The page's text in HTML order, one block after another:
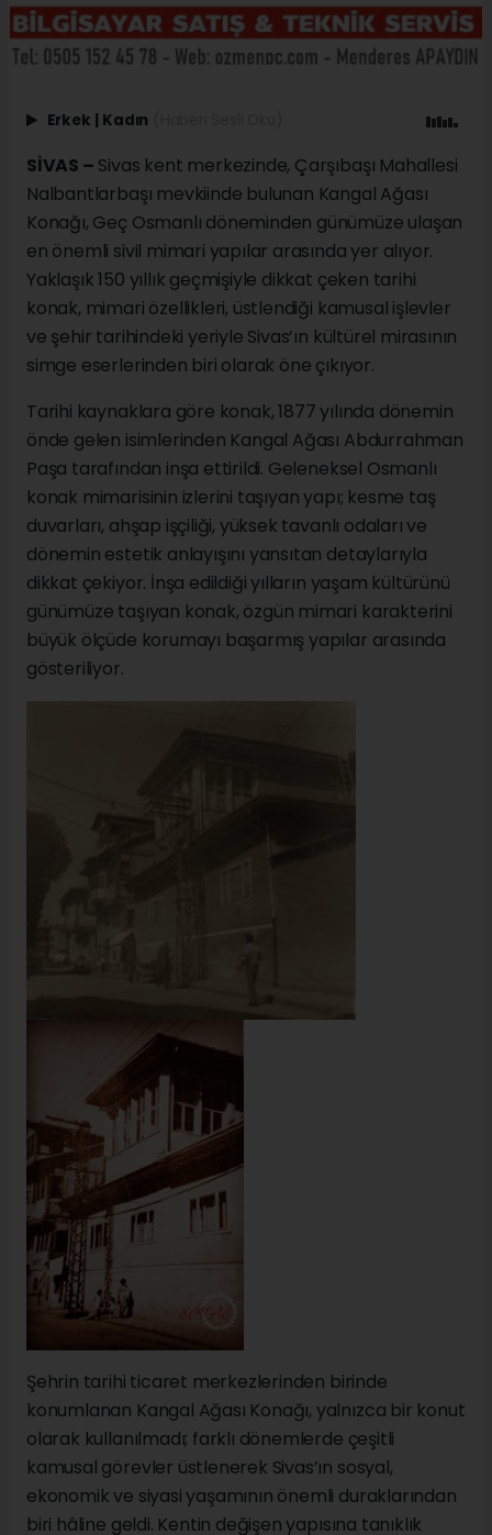
Erkek | Kadın
SİVAS – Sivas kent merkezinde, Çarşıbaşı Mahallesi
Nalbantlarbaşı mevkiinde bulunan Kangal Ağası
Konağı, Geç Osmanlı döneminden günümüze ulaşan
en önemli sivil mimari yapılar arasında yer alıyor.
Yaklaşık 150 yıllık geçmişiyle dikkat çeken tarihi
konak, mimari özellikleri, üstlendiği kamusal işlevler
ve şehir tarihindeki yeriyle Sivas’ın kültürel mirasının
simge eserlerinden biri olarak öne çıkıyor.
Tarihi kaynaklara göre konak, 1877 yılında dönemin
önde gelen isimlerinden Kangal Ağası Abdurrahman
Paşa tarafından inşa ettirildi. Geleneksel Osmanlı
konak mimarisinin izlerini taşıyan yapı; kesme taş
duvarları, ahşap işçiliği, yüksek tavanlı odaları ve
dönemin estetik anlayışını yansıtan detaylarıyla
dikkat çekiyor. İnşa edildiği yılların yaşam kültürünü
günümüze taşıyan konak, özgün mimari karakterini
büyük ölçüde korumayı başarmış yapılar arasında
gösteriliyor.
Şehrin tarihi ticaret merkezlerinden birinde
konumlanan Kangal Ağası Konağı, yalnızca bir konut
olarak kullanılmadı; farklı dönemlerde çeşitli
kamusal görevler üstlenerek Sivas’ın sosyal,
ekonomik ve siyasi yaşamının önemli duraklarından
biri hâline geldi. Kentin değişen yapısına tanıklık